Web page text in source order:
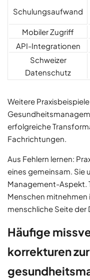
Schulungsaufwand
Mobiler Zugriff
API-Integrationen
Schweizer
Datenschutz
Weitere
erfolgreiche
Fachrichtungen.
Aus Fehlern lernen:
eines gemeinsam.
Management-Aspekt.
Menschen mitnehmen
menschliche Seite der
Häufige
korrekturen